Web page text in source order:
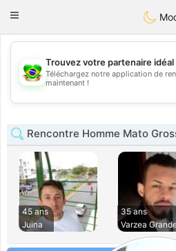
Brasil
Toggle
💖
💕
Trouvez votre partenaire idéal
Téléchargez notre application de
maintenant !
Rencontre Homme Mato
45 ans
Juina
35 ans
Varzea